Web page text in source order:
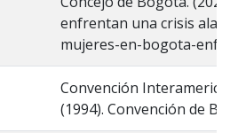
enfrentan una crisis
mujeres-en-bogota-
Convención
(1994). Convención de